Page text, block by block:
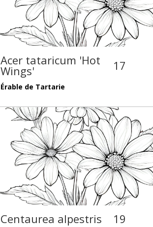
Acer tataricum 'Hot
Wings' 17
Érable de Tartarie
Centaurea alpestris 19